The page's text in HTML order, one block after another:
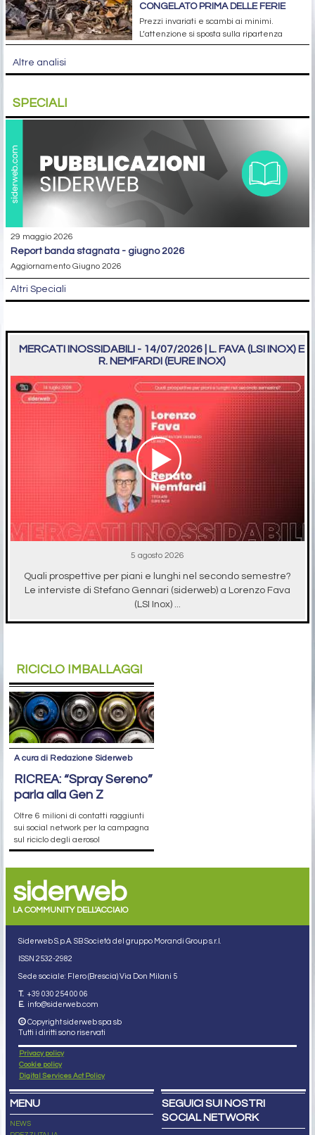
CONGELATO PRIMA DELLE FERIE
Prezzi invariati e scambi ai minimi.
L’attenzione si sposta sulla ripartenza
Altre analisi
SPECIALI
29 maggio 2026
report banda stagnata - giugno 2026
Aggiornamento Giugno 2026
Altri Speciali
MERCATI INOSSIDABILI - 14/07/2026 | L. FAVA (LSI INOX) E
R. NEMFARDI (EURE INOX)
5 agosto 2026
Quali prospettive per piani e lunghi nel secondo semestre?
Le interviste di Stefano Gennari (siderweb) a Lorenzo Fava
(LSI Inox) ...
RICICLO IMBALLAGGI
A cura di Redazione Siderweb
RICREA: “Spray Sereno”
parla alla Gen Z
Oltre 6 milioni di contatti raggiunti
sui social network per la campagna
sul riciclo degli aerosol
siderweb
LA COMMUNITY DELL'ACCIAIO
Siderweb S.p.A. SB Società del gruppo Morandi Group s.r.l.
ISSN 2532-2982
Sede sociale: Flero (Brescia) Via Don Milani 5
T. +39 030 254 00 06
E. info@siderweb.com
Copyright siderweb spa sb
Tutti i diritti sono riservati
Privacy policy
Cookie policy
Digital Services Act Policy
MENU
NEWS
SEGUICI SUI NOSTRI
SOCIAL NETWORK